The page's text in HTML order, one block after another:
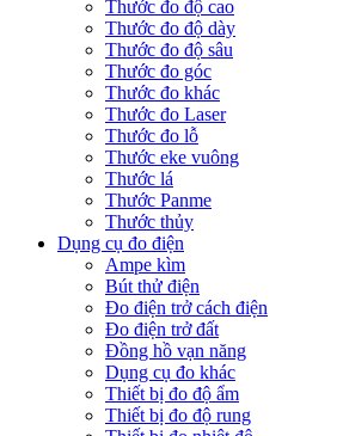
Thước đo độ cao
Thước đo độ dày
Thước đo độ sâu
Thước đo góc
Thước đo khác
Thước đo Laser
Thước đo lỗ
Thước eke vuông
Thước lá
Thước Panme
Thước thủy
Dụng cụ đo điện
Ampe kìm
Bút thử điện
Đo điện trở cách điện
Đo điện trở đất
Đồng hồ vạn năng
Dụng cụ đo khác
Thiết bị đo độ ẩm
Thiết bị đo độ rung